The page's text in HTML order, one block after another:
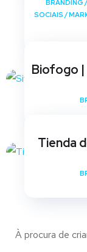
BRANDING /
SOCIAIS /
Biofogo |
Tienda
À procura de